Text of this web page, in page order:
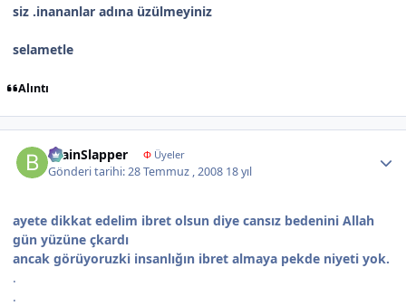
siz .inananlar adına üzülmeyiniz
selametle
Alıntı
BrainSlapper ΦÜyeler
Gönderi tarihi:28 Temmuz , 2008 18 yıl
ayete dikkat edelim ibret olsun diye cansız bedenini Allah
gün yüzüne çkardı
ancak görüyoruzki insanlığın ibret almaya pekde niyeti yok.
.
.